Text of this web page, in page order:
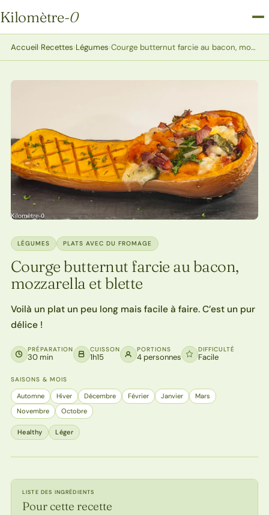
Kilomètre-0
Kilomètre-0
Accueil›Recettes›Légumes› Courge butternut farcie au bacon, mozzarella et blette
LÉGUMES PLATS AVEC DU FROMAGE
Courge butternut farcie au bacon,
mozzarella et blette
Voilà un plat un peu long mais facile à faire. C’est un pur
délice !
PRÉPARATION
30 min
CUISSON
1h15
PORTIONS
4 personnes
DIFFICULTÉ
Facile
SAISONS & MOIS
Automne Hiver Décembre Février Janvier
Mars
Novembre
Octobre
Healthy Léger
LISTE DES INGRÉDIENTS
Pour cette recette